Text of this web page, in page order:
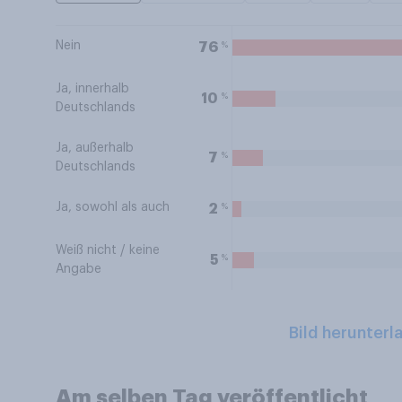
Nein 76 %
Ja, innerhalb
Deutschlands
10 %
Ja, außerhalb
Deutschlands
7 %
Ja, sowohl als auch 2 %
Weiß nicht / keine
Angabe
5 %
Bild
Am selben Tag veröffentlicht